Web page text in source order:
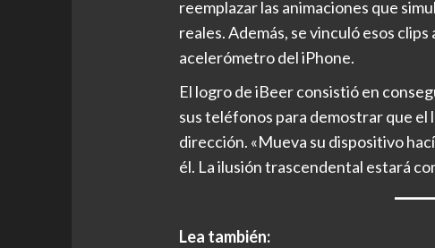
reemplazar las animaciones que
reales. Además, se vinculó esos
acelerómetro del iPhone.
El logro de iBeer consistió en
sus teléfonos para demostrar que el
dirección. «Mueva su dispositivo
él. La ilusión trascendental estará
Lea también: